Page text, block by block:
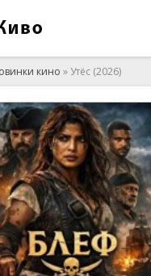
кино » Утёс (2026)